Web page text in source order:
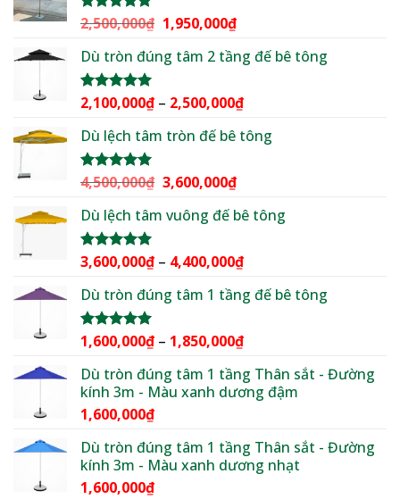
2,299,000₫.
Được xếp
5 sao
2,500,000₫ Giá
là:
1,950,000₫Giá
tại
1,950,000₫.
Dù tròn đúng tâm 2 tầng đế bê tông
Được xếp
5 sao
2,100,000₫ – 2,500,000₫Khoảng
từ
Dù lệch tâm tròn đế bê tông
Được xếp
5 sao
4,500,000₫ Giá
là:
3,600,000₫Giá
tại
3,600,000₫.
Dù lệch tâm vuông đế bê tông
Được xếp
5 sao
3,600,000₫ – 4,400,000₫Khoảng
từ
đến
Dù tròn đúng tâm 1 tầng đế bê tông
Được xếp
5 sao
1,600,000₫ – 1,850,000₫Khoảng
từ
1,600,000₫
Dù tròn đúng tâm 1 tầng Thân sắt - Đường
kính 3m - Màu xanh dương đậm
1,600,000₫
Dù tròn đúng tâm 1 tầng Thân sắt - Đường
kính 3m - Màu xanh dương nhạt
1,600,000₫